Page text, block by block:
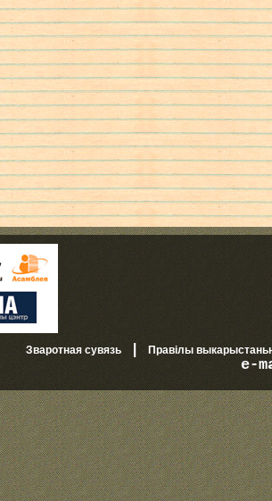
Зваротная сувязь|Правілы
e-